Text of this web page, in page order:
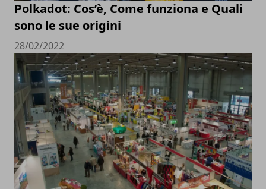
Polkadot: Cos’è, Come funziona e Quali
sono le sue origini
28/02/2022